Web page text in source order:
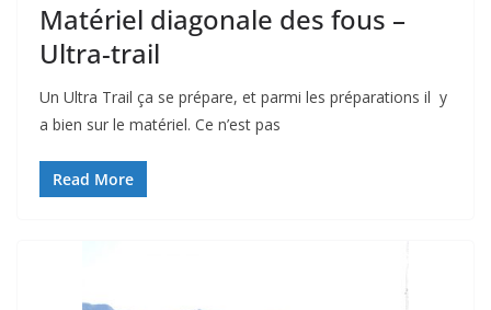
Matériel diagonale des fous –
Ultra-trail
Un Ultra Trail ça se prépare, et parmi les préparations il y
a bien sur le matériel. Ce n’est pas
Read More